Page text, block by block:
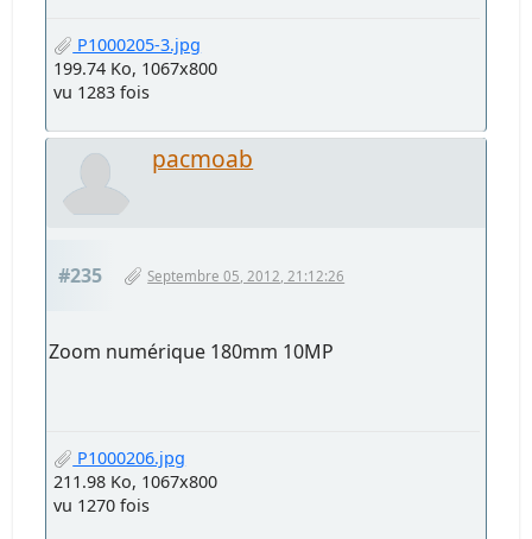
P1000205-3.jpg
199.74 Ko, 1067x800
vu 1283 fois
pacmoab
#235 Septembre 05, 2012, 21:12:26
Zoom numérique 180mm 10MP
P1000206.jpg
211.98 Ko, 1067x800
vu 1270 fois